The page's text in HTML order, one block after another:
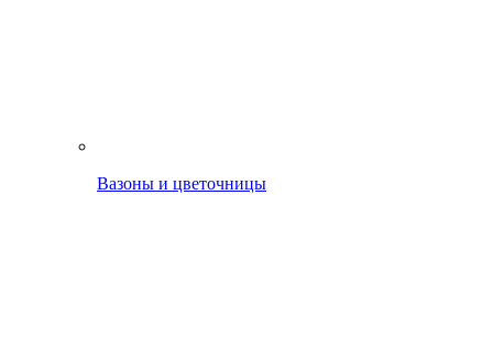
Вазоны и цветочницы